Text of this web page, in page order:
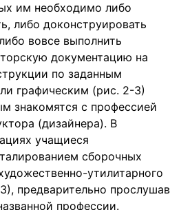
им необходимо либо
либо доконструировать
вовсе выполнить
документацию на
по заданным
графическим (рис. 2-3)
знакомятся с профессией
(дизайнера). В
учащиеся
сборочных
утилитарного
предварительно прослушав
профессии.